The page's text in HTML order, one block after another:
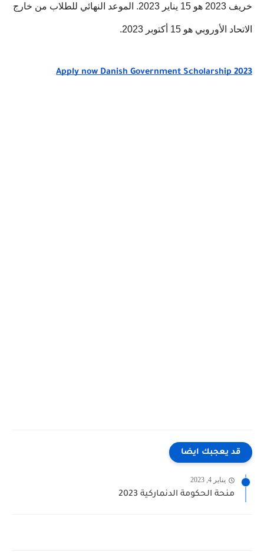
الاتحاد الأوروبي هو 15 أكتوبر 2023.
Apply now Danish Government Scholarship 2023
قد يعجبك ايضا
يناير 4, 2023
منحة الحكومة الدنماركية 2023